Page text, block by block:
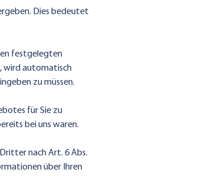
Dies bedeutet
festgelegten
wird automatisch
zu müssen.
für Sie zu
bei uns waren.
nach Art. 6 Abs.
über Ihren